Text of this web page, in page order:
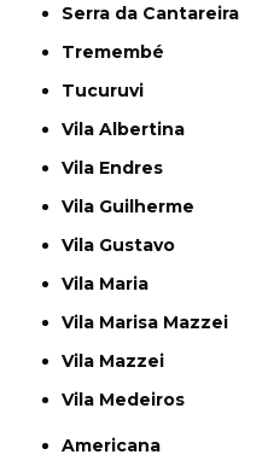
Serra da Cantareira
Tremembé
Tucuruvi
Vila Albertina
Vila Endres
Vila Guilherme
Vila Gustavo
Vila Maria
Vila Marisa Mazzei
Vila Mazzei
Vila Medeiros
Americana